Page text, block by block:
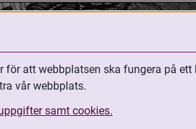
att webbplatsen ska fungera på
vår webbplats.
samt cookies.